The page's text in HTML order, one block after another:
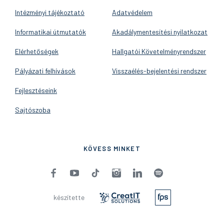
Intézményi tájékoztató
Informatikai útmutatók
Elérhetőségek
Pályázati felhívások
Fejlesztéseink
Sajtószoba
Adatvédelem
Akadálymentesítési nyilatkozat
Hallgatói Követelményrendszer
Visszaélés-bejelentési rendszer
KÖVESS MINKET
készítette